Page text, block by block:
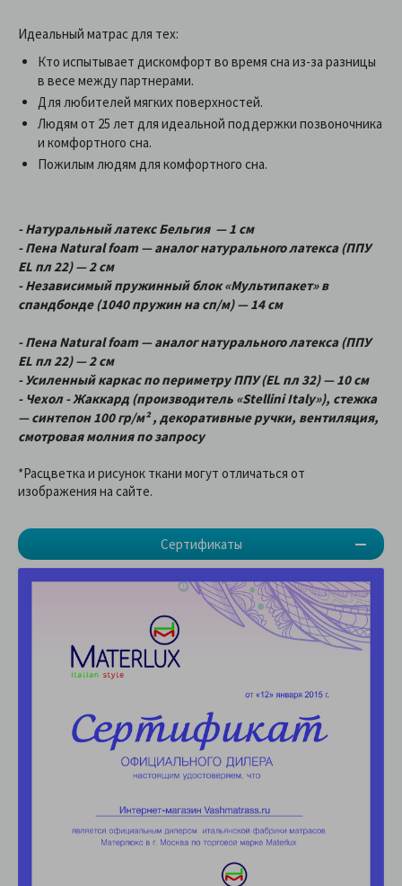
Сертификаты
Идеальный матрас для тех:
Кто испытывает дискомфорт во время сна из-за разницы
в весе между партнерами.
Для любителей мягких поверхностей.
Людям от 25 лет для идеальной поддержки позвоночника
и комфортного сна.
Пожилым людям для комфортного сна.
- Натуральный латекс Бельгия — 1 см
- Пена Natural foam — аналог натурального латекса (ППУ
EL пл 22) — 2 см
- Независимый пружинный блок «Мультипакет» в
спандбонде (1040 пружин на сп/м) — 14 см
- Пена Natural foam — аналог натурального латекса (ППУ
EL пл 22) — 2 см
- Усиленный каркас по периметру ППУ (EL пл 32) — 10 см
- Чехол - Жаккард (производитель «Stellini Italy»), стежка
— синтепон 100 гр/м² , декоративные ручки, вентиляция,
смотровая молния по запросу
*Расцветка и рисунок ткани могут отличаться от
изображения на сайте.